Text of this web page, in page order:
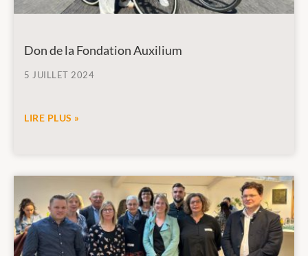
Don de la Fondation Auxilium
5 JUILLET 2024
LIRE PLUS »